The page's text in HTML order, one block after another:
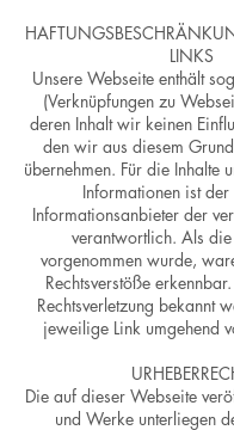
LINKS
Unsere Webseite enthält
(Verknüpfungen zu
deren Inhalt wir keinen
den wir aus diesem
übernehmen. Für die Inhalte
Informationen ist
Informationsanbieter der
verantwortlich. Als die
vorgenommen wurde,
Rechtsverstöße
Rechtsverletzung bekannt
jeweilige Link umgehend
Die auf dieser Webseite
und Werke unterliegen